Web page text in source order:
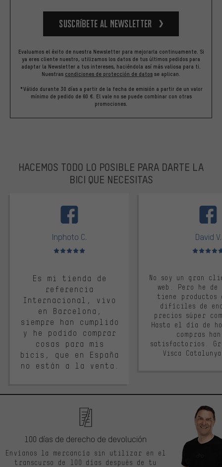
Suscríbete al newsletter
Evaluamos el éxito de nuestra Newsletter para mejorarla continuamente. Si
ya eres cliente nuestro, utilizamos los datos de tus últimos pedidos para
adaptar la Newsletter a tus intereses, haciéndola así más valiosa para ti.
Nuestras condiciones de protección de datos se aplican.
*Válido durante 30 días a partir de la fecha de emisión a partir de un valor
mínimo de pedido de 60 €. El vale no se puede combinar con otras
promociones.
HACEMOS TODO LO POSIBLE PARA DARTE LA
BICI QUE NECESITAS
Inphoto C.
Valoración media: 5 de 5
Es mi tienda de
referencia
Internacional, vivo
en Barcelona,
siempre han cumplido
y he podido comprar
cosas para mis
bicis, que en España
no están a la venta.
David V.
Valoración
No soy un gran
web. Pero he
tiene productos
difíciles de
precios súper
Hasta el día de
compras
satisfactorios.
Visca
100 días de derecho de devolución
Envíanos la mercancía sin utilizar en el
transcurso de 100 días después de tu